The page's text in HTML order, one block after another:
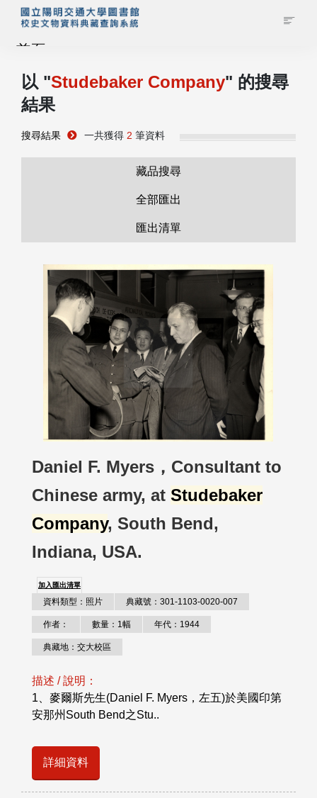
首頁
藏品查詢
校史館簡介
管理者登入
以 "Studebaker Company" 的搜尋
結果
搜尋結果 一共獲得 2 筆資料
藏品搜尋
全部匯出
匯出清單
Daniel F. Myers，Consultant to
Chinese army, at Studebaker
Company, South Bend,
Indiana, USA.
加入匯出清單
資料類型：照片 典藏號：301-1103-0020-007
作者： 數量：1幅 年代：1944
典藏地：交大校區
描述 / 說明：
1、麥爾斯先生(Daniel F. Myers，左五)於美國印第
安那州South Bend之Stu..
詳細資料